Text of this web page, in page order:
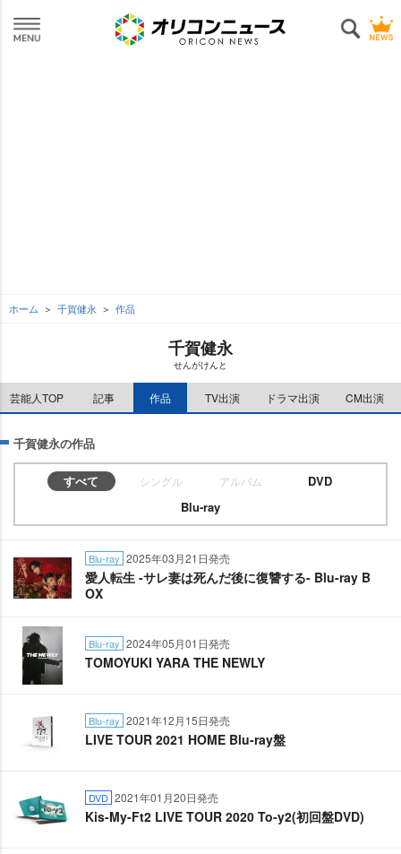
ホーム 千賀健永 作品
千賀健永
せんがけんと
芸能人TOP 記事 作品 TV出演 ドラマ出演 CM出演
千賀健永の作品
すべて シングル アルバム
DVD
Blu-ray
Blu-ray 2025年03月21日発売
愛人転生 -サレ妻は死んだ後に復讐する- Blu-ray B
OX
Blu-ray 2024年05月01日発売
TOMOYUKI YARA THE NEWLY
Blu-ray 2021年12月15日発売
LIVE TOUR 2021 HOME Blu-ray盤
DVD 2021年01月20日発売
Kis-My-Ft2 LIVE TOUR 2020 To-y2(初回盤DVD)